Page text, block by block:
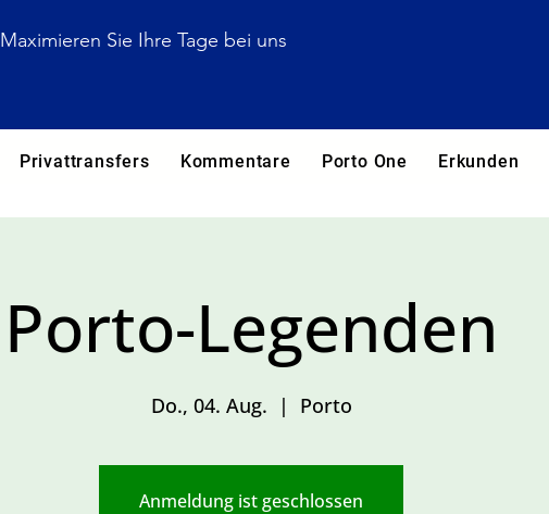
Maximieren Sie Ihre Tage bei uns
Privattransfers Kommentare Porto One Erkunden
Porto-Legenden
Do., 04. Aug.
  |
Porto
Anmeldung ist geschlossen